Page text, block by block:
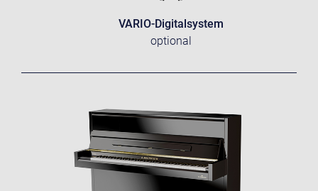
VARIO-Digitalsystem
optional